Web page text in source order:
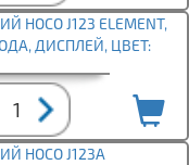
J123 ELEMENT,
ДИСПЛЕЙ, ЦВЕТ:
HOCO J123A